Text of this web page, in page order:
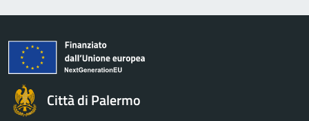
Città di Palermo